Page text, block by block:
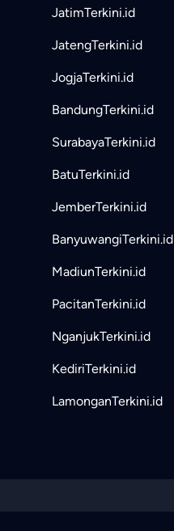
JatimTerkini.id
JatengTerkini.id
JogjaTerkini.id
BandungTerkini.id
SurabayaTerkini.id
BatuTerkini.id
JemberTerkini.id
BanyuwangiTerkini.id
MadiunTerkini.id
PacitanTerkini.id
NganjukTerkini.id
KediriTerkini.id
LamonganTerkini.id